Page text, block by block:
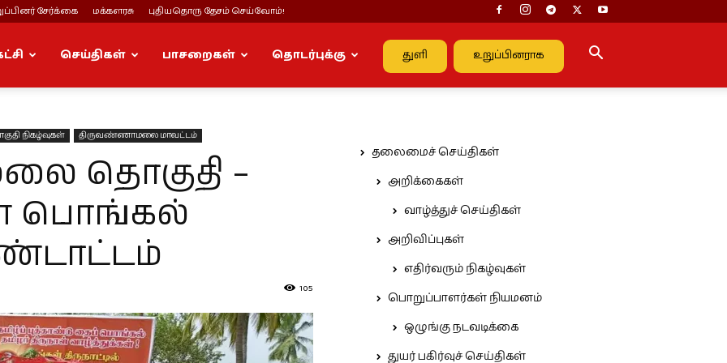
சேர்க்கை மக்களரசு புதியதொரு தேசம் செய்வோம்!
துளி உறுப்பினராக
செய்திகள் பாசறைகள் தொடர்புக்கு
நிகழ்வுகள் திருவண்ணாமலை மாவட்டம்
தொகுதி –
பொங்கல்
105
தலைமைச் செய்திகள்
அறிக்கைகள்
வாழ்த்துச் செய்திகள்
அறிவிப்புகள்
எதிர்வரும் நிகழ்வுகள்
பொறுப்பாளர்கள் நியமனம்
ஒழுங்கு நடவடிக்கை
துயர் பகிர்வுச் செய்திகள்